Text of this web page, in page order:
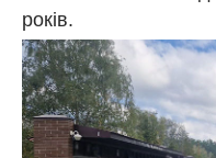
років.